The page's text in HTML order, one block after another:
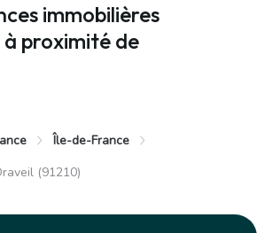
immobilières
à proximité de
Île-de-France
(91210)